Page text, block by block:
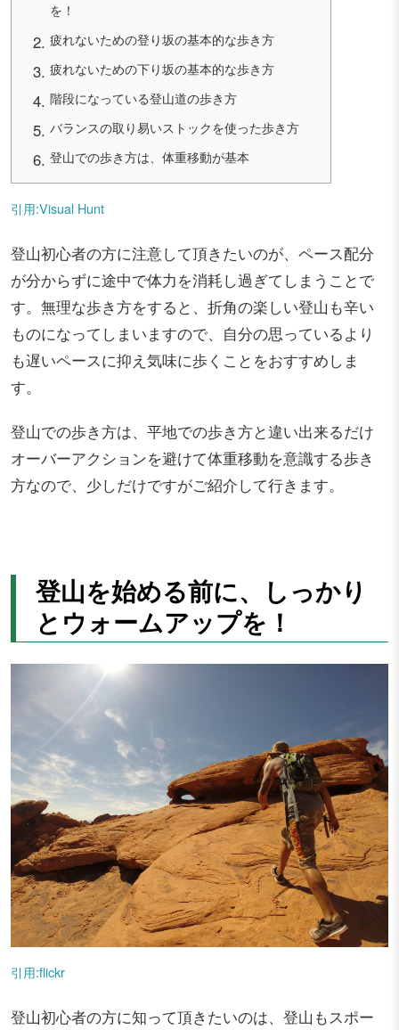
を！
疲れないための登り坂の基本的な歩き方
疲れないための下り坂の基本的な歩き方
階段になっている登山道の歩き方
バランスの取り易いストックを使った歩き方
登山での歩き方は、体重移動が基本
引用:Visual Hunt
登山初心者の方に注意して頂きたいのが、ペース配分
が分からずに途中で体力を消耗し過ぎてしまうことで
す。無理な歩き方をすると、折角の楽しい登山も辛い
ものになってしまいますので、自分の思っているより
も遅いペースに抑え気味に歩くことをおすすめしま
す。
登山での歩き方は、平地での歩き方と違い出来るだけ
オーバーアクションを避けて体重移動を意識する歩き
方なので、少しだけですがご紹介して行きます。
登山を始める前に、しっかり
とウォームアップを！
引用:flickr
登山初心者の方に知って頂きたいのは、登山もスポー